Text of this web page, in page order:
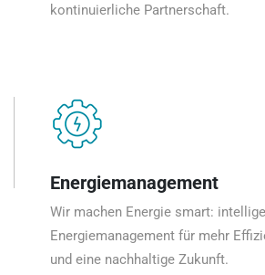
kontinuierliche Partnerschaft.
Energiemanagement
Wir machen Energie smart:
Energiemanagement für mehr
und eine nachhaltige Zukunft.